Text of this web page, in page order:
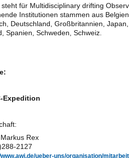
steht für Multidisciplinary drifting
Institutionen stammen aus
Deutschland, Großbritannien,
Spanien, Schweden, Schweiz.
Expedition
Rex
2127
ueber-uns/organisation/